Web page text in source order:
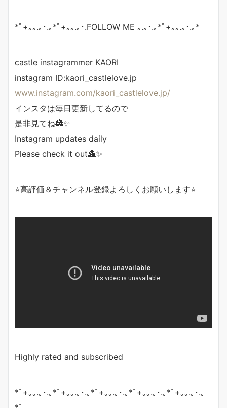
*ﾟ+｡｡.｡･.｡*ﾟ+｡｡.｡･.FOLLOW ME ｡.｡･.｡*ﾟ+｡｡.｡･.｡*
castle instagrammer KAORI
instagram ID:kaori_castlelove.jp
www.instagram.com/kaori_castlelove.jp/
インスタは毎日更新してるので
是非見てね🏯✨
Instagram updates daily
Please check it out🏯✨
⭐️高評価＆チャンネル登録よろしくお願いします⭐️
Highly rated and subscribed
*ﾟ+｡｡.｡･.｡*ﾟ+｡｡.｡･.｡*ﾟ+｡｡.｡･.｡*ﾟ+｡｡.｡･.｡*ﾟ+｡｡.｡･.｡